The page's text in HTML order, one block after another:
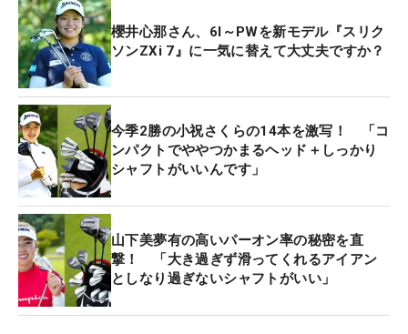
櫻井心那さん、6I～PWを新モデル『スリク
ソンZXi 7』に一気に替えて大丈夫ですか？
今季2勝の小祝さくらの14本を激写！ 「コ
ンパクトでややつかまるヘッド＋しっかり
シャフトがいいんです」
山下美夢有の高いパーオン率の秘密を直
撃！ 「大き過ぎず滑ってくれるアイアン
としなり過ぎないシャフトがいい」